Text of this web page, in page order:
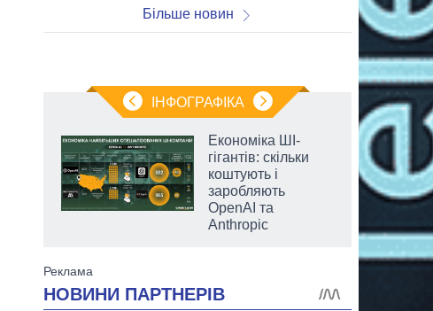
Більше новин
ІНФОГРАФІКА
Економіка ШІ-
гігантів: скільки
коштують і
заробляють
OpenAI та
Anthropic